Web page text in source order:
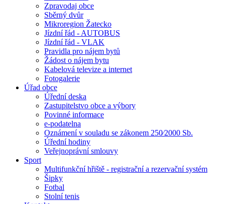
Zpravodaj obce
Sběrný dvůr
Mikroregion Žatecko
Jízdní řád - AUTOBUS
Jízdní řád - VLAK
Pravidla pro nájem bytů
Žádost o nájem bytu
Kabelová televize a internet
Fotogalerie
Úřad obce
Úřední deska
Zastupitelstvo obce a výbory
Povinné informace
e-podatelna
Oznámení v souladu se zákonem 250⁄2000 Sb.
Úřední hodiny
Veřejnoprávní smlouvy
Sport
Multifunkční hřiště - registrační a rezervační systém
Šipky
Fotbal
Stolní tenis